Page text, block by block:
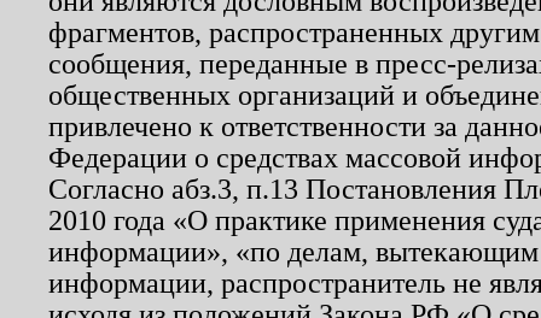
фрагментов, распространенных
сообщения, переданные в пресс-
общественных организаций и
привлечено к ответственности за
Федерации о средствах массовой
Согласно абз.3, п.13 Постановления
2010 года «О практике применения
информации», «по делам, вытекающим
информации, распространитель не